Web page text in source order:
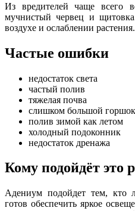
Из вредителей чаще всего
мучнистый червец и
воздухе и ослаблении растения.
Частые ошибки
недостаток света
частый полив
тяжелая почва
слишком большой горшок
полив зимой как летом
холодный подоконник
недостаток дренажа
Кому подойдёт это
Адениум подойдет тем, кто
готов обеспечить яркое